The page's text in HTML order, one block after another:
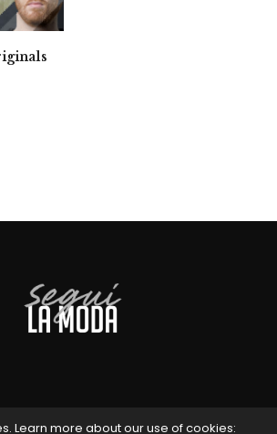
Learn more about our use of cookies: